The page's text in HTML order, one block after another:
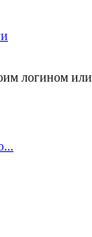
логином или